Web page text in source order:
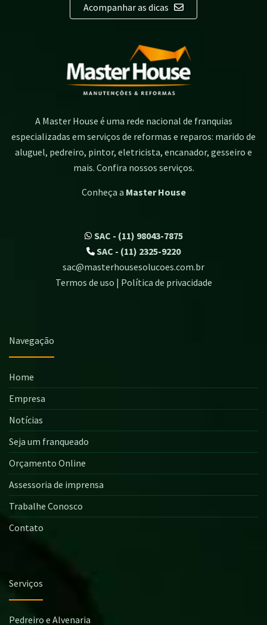
Acompanhar as dicas
A Master House é uma rede nacional de franquias
especializadas em serviços de reformas e reparos: marido de
aluguel, pedreiro, pintor, eletricista, encanador, gesseiro e
mais. Confira nossos serviços.
Conheça a Master House
SAC - (11) 98043-7875
SAC - (11) 2325-9220
sac@masterhousesolucoes.com.br
Termos de uso | Política de privacidade
Navegação
Home
Empresa
Notícias
Seja um franqueado
Orçamento Online
Assessoria de imprensa
Trabalhe Conosco
Contato
Serviços
Pedreiro e Alvenaria